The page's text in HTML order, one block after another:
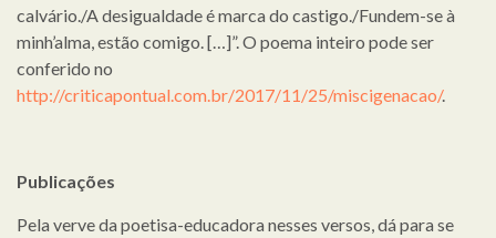
calvário./A desigualdade é marca do castigo./Fundem-se à
minh’alma, estão comigo. […]”. O poema inteiro pode ser
conferido no
http://criticapontual.com.br/2017/11/25/miscigenacao/.
Publicações
Pela verve da poetisa-educadora nesses versos, dá para se